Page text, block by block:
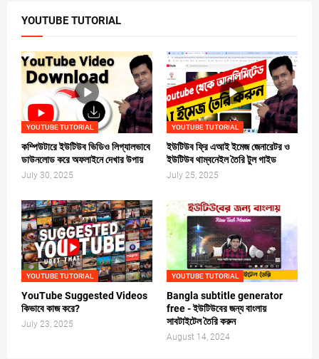
YOUTUBE TUTORIAL
YOUTUBE TUTORIAL
কম্পিউটারে ইউটিউব ভিডিও লিগ্যালভাবে
ডাউনলোড করে অফলাইনে দেখার উপায়
July 30, 2025
YOUTUBE TUTORIAL
ইউটিউব ফ্রি এআই ইমেজ জেনারেটর ও
ইউটিউব থাম্বনেইল তৈরি টুল গাইড
July 25, 2025
YOUTUBE TUTORIAL
YouTube Suggested Videos
কিভাবে কাজ করে?
July 23, 2025
YOUTUBE TUTORIAL
Bangla subtitle generator
free - ইউটিউবের জন্য বাংলায়
সাবটাইটেল তৈরি করুন
August 14, 2024